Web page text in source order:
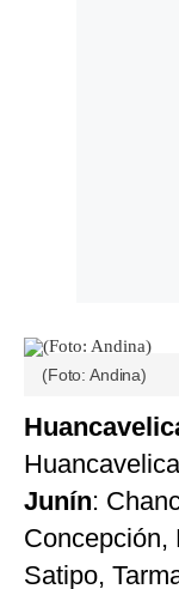
(Foto: Andina)
Junín:
Concepción,
Satipo,